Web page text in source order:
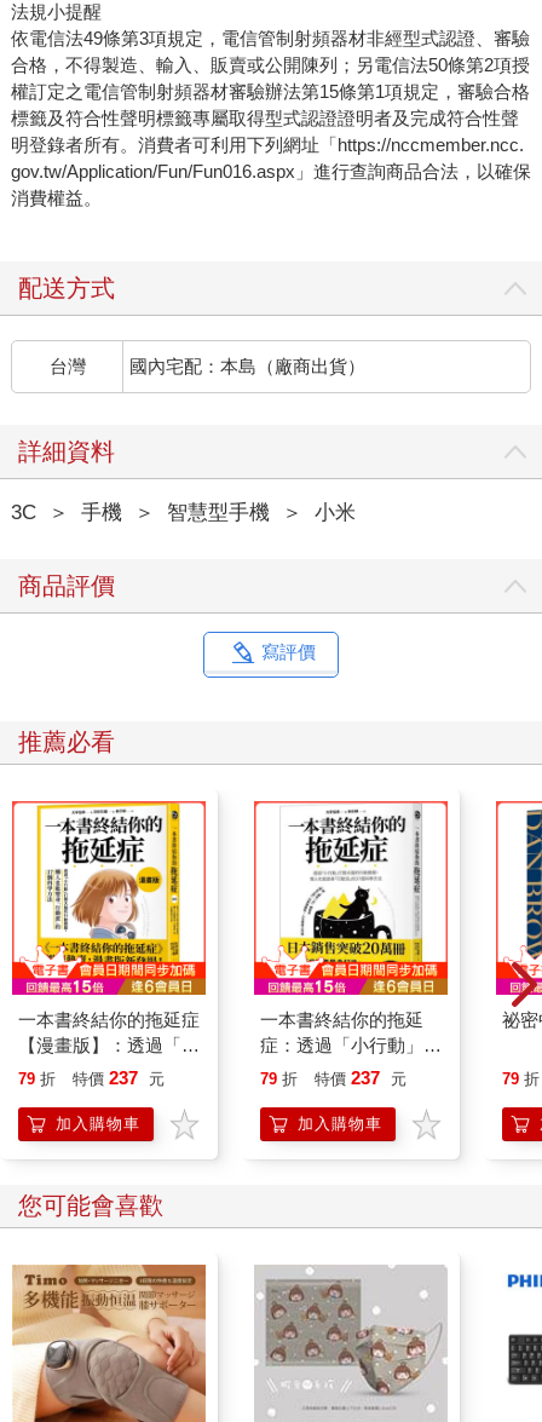
法規小提醒
依電信法49條第3項規定，電信管制射頻器材非經型式認證、審驗
合格，不得製造、輸入、販賣或公開陳列；另電信法50條第2項授
權訂定之電信管制射頻器材審驗辦法第15條第1項規定，審驗合格
標籤及符合性聲明標籤專屬取得型式認證證明者及完成符合性聲
明登錄者所有。消費者可利用下列網址「https://nccmember.ncc.
gov.tw/Application/Fun/Fun016.aspx」進行查詢商品合法，以確保
消費權益。
配送方式
台灣 國內宅配：本島（廠商出貨）
詳細資料
3C ＞ 手機 ＞ 智慧型手機 ＞ 小米
商品評價
寫評價
推薦必看
一本書終結你的拖延症
【漫畫版】：透過「小
行動」打開大腦的行動
「行動派」的37個科
學方法
79 折 特價 237 元
加入購物車
一本書終結你的拖延
症：透過「小行動」打
開大腦的行動開關，懶
的37個科學方法
79 折 特價 237 元
加入購物車
祕
79 折
您可能會喜歡